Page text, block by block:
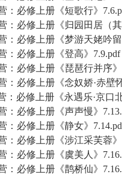
必修上册《短歌行》
必修上册《归园田居（其
必修上册《梦游天姥吟留
必修上册《登高》7.9.pdf
必修上册《琵琶行并序》
必修上册《念奴娇·赤壁
必修上册《永遇乐·京口
必修上册《声声慢》
必修上册《静女》
必修上册《涉江采芙蓉》
必修上册《虞美人》
必修上册《鹊桥仙》